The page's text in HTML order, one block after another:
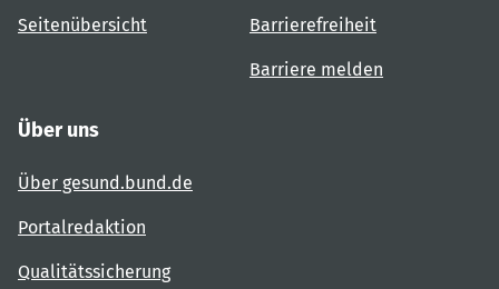
Seitenübersicht Barrierefreiheit
Barriere melden
Über uns
Über gesund.bund.de
Portalredaktion
Qualitätssicherung